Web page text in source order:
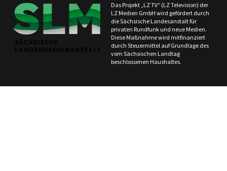
Das Projekt „LZ TV“ (LZ Television) der
LZ Medien GmbH wird gefördert durch
die Sächsische Landesanstalt für
privaten Rundfunk und neue Medien.
Diese Maßnahme wird mitfinanziert
durch Steuermittel auf Grundlage des
vom Sächsischen Landtag
beschlossenen Haushaltes.